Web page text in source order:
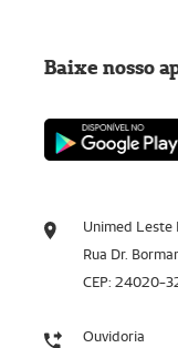
Unimed Leste
Rua Dr.
CEP: 24020-
Ouvidoria
Baixe nosso